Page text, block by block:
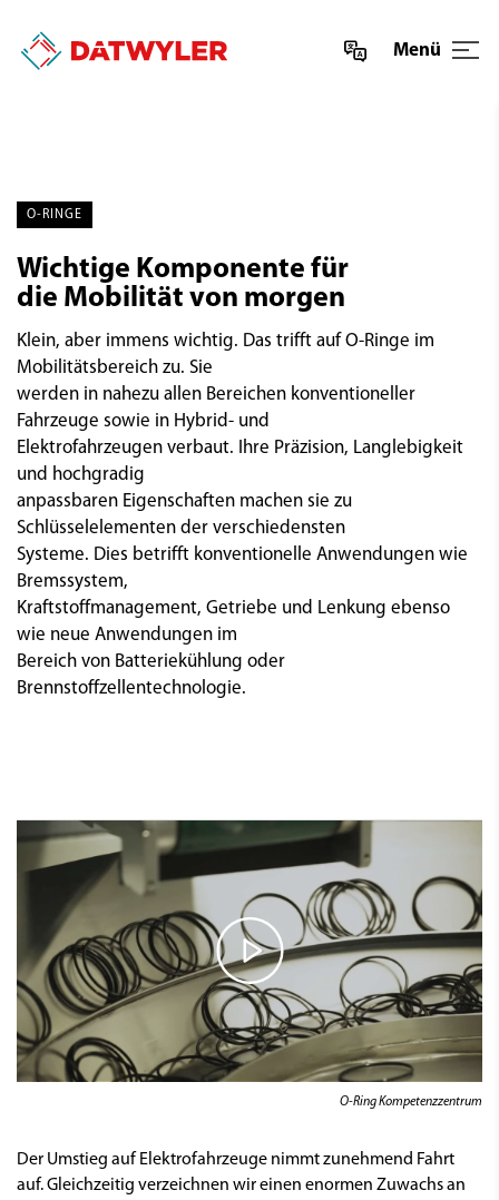
Menü
O-RINGE
Wichtige Komponente für
die Mobilität von morgen
Klein, aber immens wichtig. Das trifft auf O-Ringe im
Mobilitätsbereich zu. Sie
werden in nahezu allen Bereichen konventioneller
Fahrzeuge sowie in Hybrid- und
Elektrofahrzeugen verbaut. Ihre Präzision, Langlebigkeit
und hochgradig
anpassbaren Eigenschaften machen sie zu
Schlüsselelementen der verschiedensten
Systeme. Dies betrifft konventionelle Anwendungen wie
Bremssystem,
Kraftstoffmanagement, Getriebe und Lenkung ebenso
wie neue Anwendungen im
Bereich von Batteriekühlung oder
Brennstoffzellentechnologie.
O-Ring Kompetenzzentrum
Der Umstieg auf Elektrofahrzeuge nimmt zunehmend Fahrt
auf. Gleichzeitig verzeichnen wir einen enormen Zuwachs an